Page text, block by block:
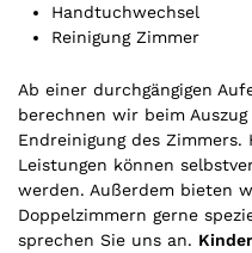
Handtuchwechsel
Reinigung Zimmer
Ab einer durchgängigen
berechnen wir beim
Endreinigung des
Leistungen können
werden. Außerdem bieten
Doppelzimmern gerne
sprechen Sie uns an.